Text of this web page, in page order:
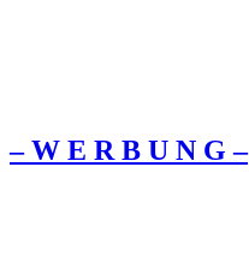
– W Ε R Β U Ν G –